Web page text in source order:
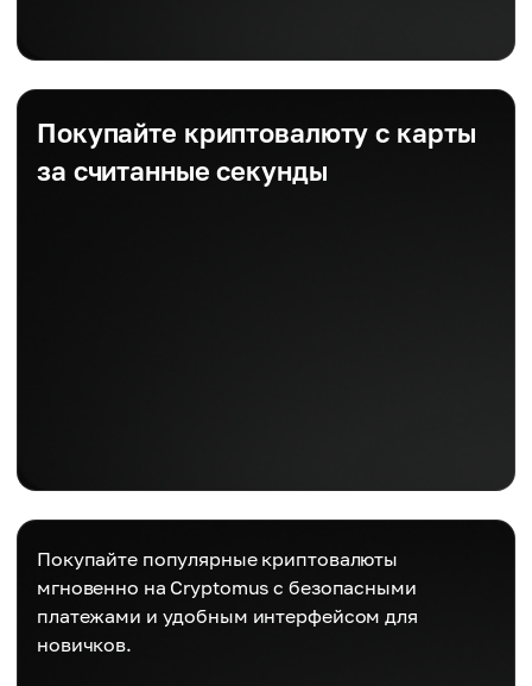
Покупайте криптовалюту с карты
за считанные секунды
Покупайте популярные криптовалюты
мгновенно на Cryptomus с безопасными
платежами и удобным интерфейсом для
новичков.